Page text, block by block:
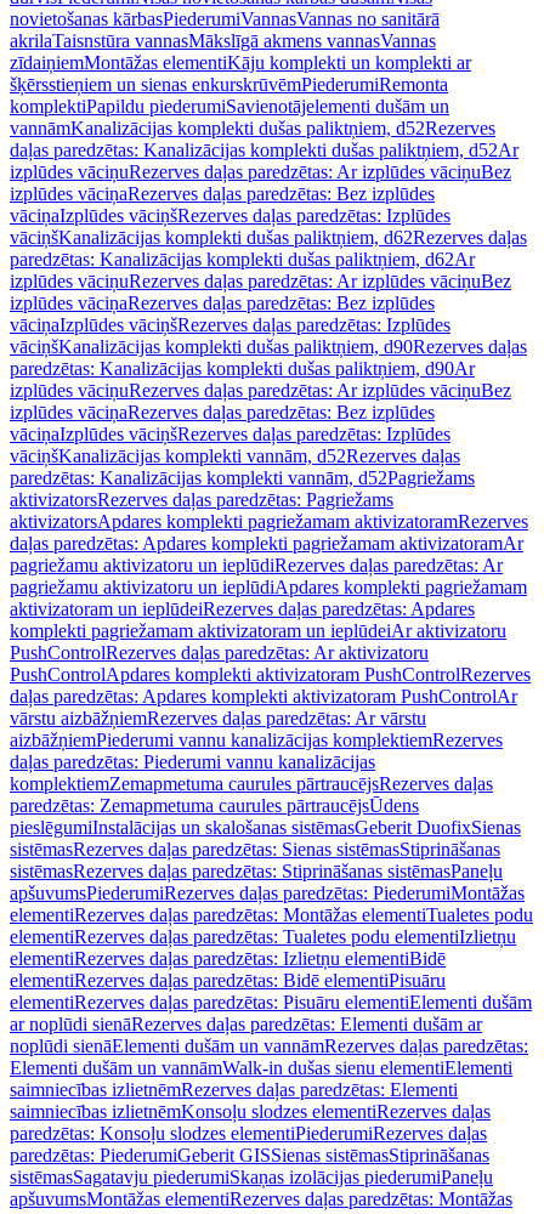
novietošanas kārbasPiederumiVannasVannas no sanitārā
akrilaTaisnstūra vannasMākslīgā akmens vannasVannas
zīdaiņiemMontāžas elementiKāju komplekti un komplekti ar
šķērsstieņiem un sienas enkurskrūvēmPiederumiRemonta
komplektiPapildu piederumiSavienotājelementi dušām un
vannāmKanalizācijas komplekti dušas paliktņiem, d52Rezerves
daļas paredzētas: Kanalizācijas komplekti dušas paliktņiem, d52Ar
izplūdes vāciņuRezerves daļas paredzētas: Ar izplūdes vāciņuBez
izplūdes vāciņaRezerves daļas paredzētas: Bez izplūdes
vāciņaIzplūdes vāciņšRezerves daļas paredzētas: Izplūdes
vāciņšKanalizācijas komplekti dušas paliktņiem, d62Rezerves daļas
paredzētas: Kanalizācijas komplekti dušas paliktņiem, d62Ar
izplūdes vāciņuRezerves daļas paredzētas: Ar izplūdes vāciņuBez
izplūdes vāciņaRezerves daļas paredzētas: Bez izplūdes
vāciņaIzplūdes vāciņšRezerves daļas paredzētas: Izplūdes
vāciņšKanalizācijas komplekti dušas paliktņiem, d90Rezerves daļas
paredzētas: Kanalizācijas komplekti dušas paliktņiem, d90Ar
izplūdes vāciņuRezerves daļas paredzētas: Ar izplūdes vāciņuBez
izplūdes vāciņaRezerves daļas paredzētas: Bez izplūdes
vāciņaIzplūdes vāciņšRezerves daļas paredzētas: Izplūdes
vāciņšKanalizācijas komplekti vannām, d52Rezerves daļas
paredzētas: Kanalizācijas komplekti vannām, d52Pagriežams
aktivizatorsRezerves daļas paredzētas: Pagriežams
aktivizatorsApdares komplekti pagriežamam aktivizatoramRezerves
daļas paredzētas: Apdares komplekti pagriežamam aktivizatoramAr
pagriežamu aktivizatoru un ieplūdiRezerves daļas paredzētas: Ar
pagriežamu aktivizatoru un ieplūdiApdares komplekti pagriežamam
aktivizatoram un ieplūdeiRezerves daļas paredzētas: Apdares
komplekti pagriežamam aktivizatoram un ieplūdeiAr aktivizatoru
PushControlRezerves daļas paredzētas: Ar aktivizatoru
PushControlApdares komplekti aktivizatoram PushControlRezerves
daļas paredzētas: Apdares komplekti aktivizatoram PushControlAr
vārstu aizbāžņiemRezerves daļas paredzētas: Ar vārstu
aizbāžņiemPiederumi vannu kanalizācijas komplektiemRezerves
daļas paredzētas: Piederumi vannu kanalizācijas
komplektiemZemapmetuma caurules pārtraucējsRezerves daļas
paredzētas: Zemapmetuma caurules pārtraucējsŪdens
pieslēgumiInstalācijas un skalošanas sistēmasGeberit DuofixSienas
sistēmasRezerves daļas paredzētas: Sienas sistēmasStiprināšanas
sistēmasRezerves daļas paredzētas: Stiprināšanas sistēmasPaneļu
apšuvumsPiederumiRezerves daļas paredzētas: PiederumiMontāžas
elementiRezerves daļas paredzētas: Montāžas elementiTualetes podu
elementiRezerves daļas paredzētas: Tualetes podu elementiIzlietņu
elementiRezerves daļas paredzētas: Izlietņu elementiBidē
elementiRezerves daļas paredzētas: Bidē elementiPisuāru
elementiRezerves daļas paredzētas: Pisuāru elementiElementi dušām
ar noplūdi sienāRezerves daļas paredzētas: Elementi dušām ar
noplūdi sienāElementi dušām un vannāmRezerves daļas paredzētas:
Elementi dušām un vannāmWalk-in dušas sienu elementiElementi
saimniecības izlietnēmRezerves daļas paredzētas: Elementi
saimniecības izlietnēmKonsoļu slodzes elementiRezerves daļas
paredzētas: Konsoļu slodzes elementiPiederumiRezerves daļas
paredzētas: PiederumiGeberit GISSienas sistēmasStiprināšanas
sistēmasSagatavju piederumiSkaņas izolācijas piederumiPaneļu
apšuvumsMontāžas elementiRezerves daļas paredzētas: Montāžas